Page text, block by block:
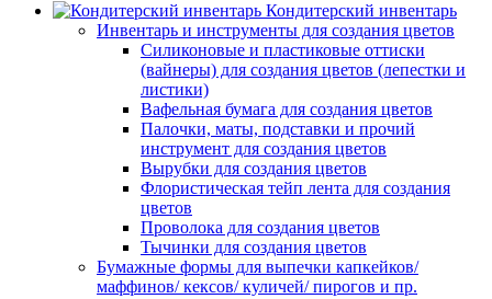
Кондитерский инвентарь
Инвентарь и инструменты для создания цветов
Силиконовые и пластиковые оттиски
(вайнеры) для создания цветов (лепестки и
листики)
Вафельная бумага для создания цветов
Палочки, маты, подставки и прочий
инструмент для создания цветов
Вырубки для создания цветов
Флористическая тейп лента для создания
цветов
Проволока для создания цветов
Тычинки для создания цветов
Бумажные формы для выпечки капкейков/
маффинов/ кексов/ куличей/ пирогов и пр.